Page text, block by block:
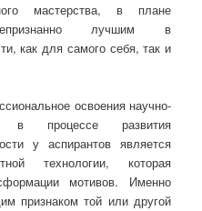
мастерства, в плане
лучшим в
как для самого себя, так и
освоения научно-
в процессе развития
у аспирантов является
технологии, которая
мотивов. Именно
признаком той или другой